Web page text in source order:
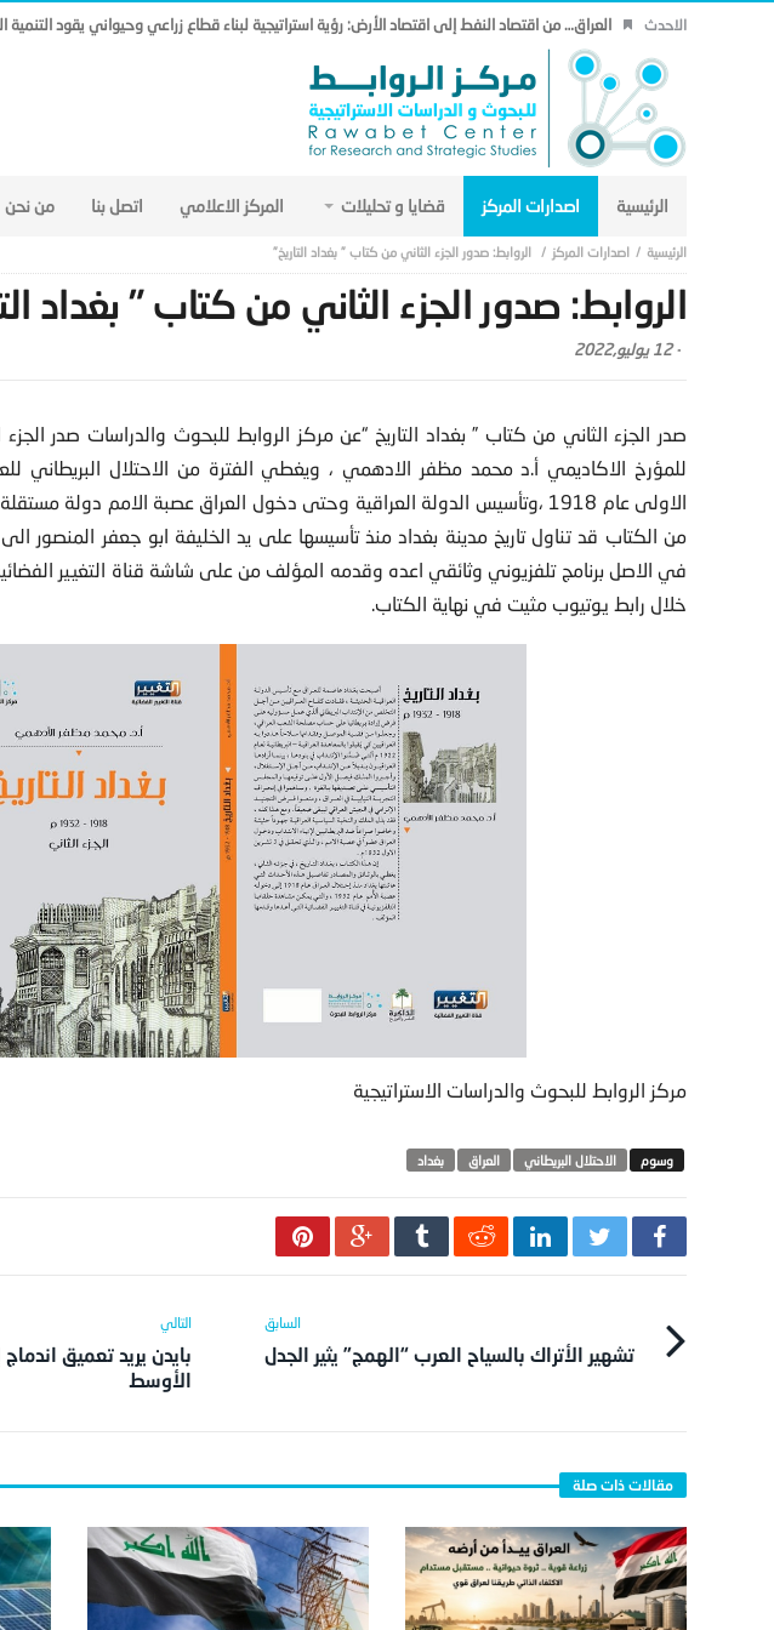
الاحدث العراق… من اقتصاد النفط إلى اقتصاد الأرض: رؤية استراتيجية لبناء قطاع زراعي وحيواني يقود التنمية
الرئيسية اصدارات المركز قضايا و تحليلات المركز الاعلامي اتصل بنا من نحن
اصدارات المركز الروابط: صدور الجزء الثاني من كتاب ” بغداد التاريخ”
الروابط: صدور الجزء الثاني من كتاب ” بغداد
-12 يوليو,2022
صدر الجزء الثاني من كتاب ” بغداد التاريخ “عن مركز الروابط للبحوث والدراسات صدر الجزء
للمؤرخ الاكاديمي أ.د محمد مظفر الادهمي ، ويغطي الفترة من الاحتلال البريطاني
من الكتاب قد تناول تاريخ مدينة بغداد منذ تأسيسها على يد الخليفة ابو جعفر المنصور
في الاصل برنامج تلفزيوني وثائقي اعده وقدمه المؤلف من على شاشة قناة التغيير
خلال رابط يوتيوب مثيت في نهاية الكتاب.
مركز الروابط للبحوث والدراسات الاستراتيجية
الاحتلال البريطاني العراق بغداد
تشهير الأتراك بالسياح العرب “الهمج” يثير الجدل
بايدن يريد تعميق
الأوسط